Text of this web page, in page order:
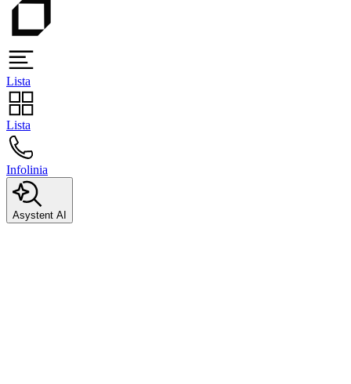
Lista
Lista
Infolinia
Asystent AI